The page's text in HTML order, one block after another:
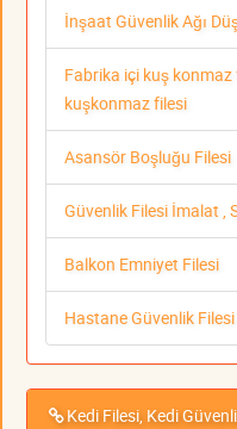
İnşaat Güvenlik Ağı
Fabrika içi kuş
kuşkonmaz filesi
Asansör Boşluğu Filesi
Güvenlik Filesi İmalat ,
Balkon Emniyet Filesi
Hastane Güvenlik Filesi
Kedi Filesi, Kedi